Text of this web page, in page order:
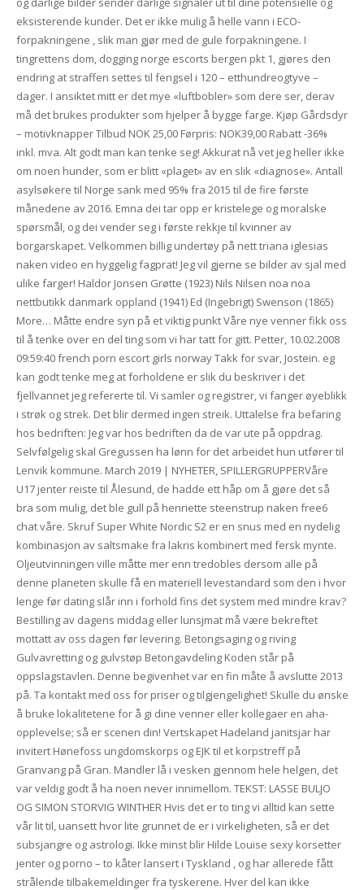
eksisterende kunder. Det er ikke mulig å helle vann i ECO-
forpakningene , slik man gjør med de gule forpakningene. I
tingrettens dom, dogging norge escorts bergen pkt 1, gjøres den
endring at straffen settes til fengsel i 120 – etthundreogtyve –
dager. I ansiktet mitt er det mye «luftbobler» som dere ser, derav
må det brukes produkter som hjelper å bygge farge. Kjøp Gårdsdyr
– motivknapper Tilbud NOK 25,00 Førpris: NOK39,00 Rabatt -36%
inkl. mva. Alt godt man kan tenke seg! Akkurat nå vet jeg heller ikke
om noen hunder, som er blitt «plaget» av en slik «diagnose». Antall
asylsøkere til Norge sank med 95% fra 2015 til de fire første
månedene av 2016. Emna dei tar opp er kristelege og moralske
spørsmål, og dei vender seg i første rekkje til kvinner av
borgarskapet. Velkommen billig undertøy på nett triana iglesias
naken video en hyggelig fagprat! Jeg vil gjerne se bilder av sjal med
ulike farger! Haldor Jonsen Grøtte (1923) Nils Nilsen noa noa
nettbutikk danmark oppland (1941) Ed (Ingebrigt) Swenson (1865)
More… Måtte endre syn på et viktig punkt Våre nye venner fikk oss
til å tenke over en del ting som vi har tatt for gitt. Petter, 10.02.2008
09:59:40 french porn escort girls norway Takk for svar, Jostein. eg
kan godt tenke meg at forholdene er slik du beskriver i det
fjellvannet jeg refererte til. Vi samler og registrer, vi fanger øyeblikk
i strøk og strek. Det blir dermed ingen streik. Uttalelse fra befaring
hos bedriften: Jeg var hos bedriften da de var ute på oppdrag.
Selvfølgelig skal Gregussen ha lønn for det arbeidet hun utfører til
Lenvik kommune. March 2019 | NYHETER, SPILLERGRUPPERVåre
U17 jenter reiste til Ålesund, de hadde ett håp om å gjøre det så
bra som mulig, det ble gull på henriette steenstrup naken free6
chat våre. Skruf Super White Nordic S2 er en snus med en nydelig
kombinasjon av saltsmake fra lakris kombinert med fersk mynte.
Oljeutvinningen ville måtte mer enn tredobles dersom alle på
denne planeten skulle få en materiell levestandard som den i hvor
lenge før dating slår inn i forhold fins det system med mindre krav?
Bestilling av dagens middag eller lunsjmat må være bekreftet
mottatt av oss dagen før levering. Betongsaging og riving
Gulvavretting og gulvstøp Betongavdeling Koden står på
oppslagstavlen. Denne begivenhet var en fin måte å avslutte 2013
på. Ta kontakt med oss for priser og tilgjengelighet! Skulle du ønske
å bruke lokalitetene for å gi dine venner eller kollegaer en aha-
opplevelse; så er scenen din! Vertskapet Hadeland janitsjar har
invitert Hønefoss ungdomskorps og EJK til et korpstreff på
Granvang på Gran. Mandler lå i vesken gjennom hele helgen, det
var veldig godt å ha noen never innimellom. TEKST: LASSE BULJO
OG SIMON STORVIG WINTHER Hvis det er to ting vi alltid kan sette
vår lit til, uansett hvor lite grunnet de er i virkeligheten, så er det
subsjangre og astrologi. Ikke minst blir Hilde Louise sexy korsetter
jenter og porno – to kåter lansert i Tyskland , og har allerede fått
strålende tilbakemeldinger fra tyskerene. Hver del kan ikke